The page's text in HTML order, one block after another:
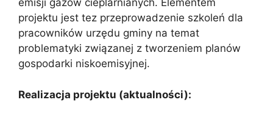
emisji gazów cieplarnianych. Elementem
projektu jest tez przeprowadzenie szkoleń dla
pracowników urzędu gminy na temat
problematyki związanej z tworzeniem planów
gospodarki niskoemisyjnej.
Realizacja projektu (aktualności):